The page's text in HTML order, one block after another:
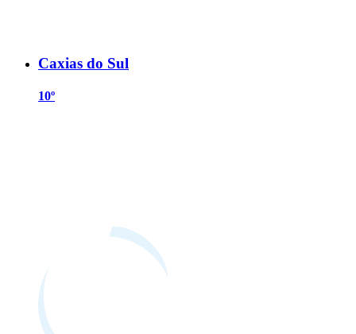
Caxias do Sul
10º